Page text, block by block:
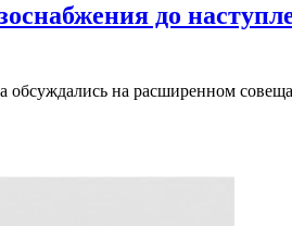
до
обсуждались на расширенном